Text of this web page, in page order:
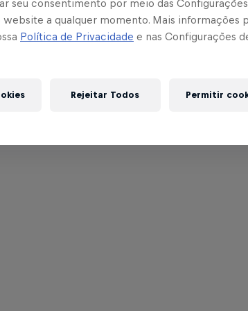
seu consentimento por meio das
a qualquer momento. Mais informações
Política de Privacidade e nas Configurações
Rejeitar Todos Permitir